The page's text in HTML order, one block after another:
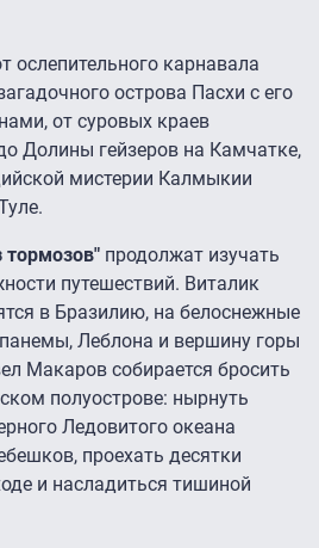
карнавала
острова Пасхи с его
от суровых краев
Долины гейзеров на Камчатке,
мистерии Калмыкии
тормозов" продолжат изучать
путешествий. Виталик
в Бразилию, на белоснежные
Леблона и вершину горы
Макаров собирается бросить
полуострове: нырнуть
Ледовитого океана
проехать десятки
и насладиться тишиной